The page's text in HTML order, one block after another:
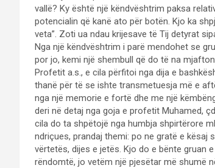
vallë? Ky është një këndvështrim paksa
potencialin që kanë ato për botën. Kjo ka
veta”. Zoti ua ndau krijesave të Tij detyrat
Nga një këndvështrim i parë mendohet se
por jo, kemi një shembull që do të na
Profetit a.s., e cila përfitoi nga dija e
thanë për të se ishte transmetuesja më e
nga një memorie e fortë dhe me një
deri në detaj nga goja e profetit Muhamed,
cila do ta shpëtojë nga humbja shpirtërore
ndriçues, prandaj themi: po ne gratë e kësaj
vërtetës, dijes e jetës. Kjo do e bënte gruan
rëndomtë, jo vetëm një pjesëtar më shumë